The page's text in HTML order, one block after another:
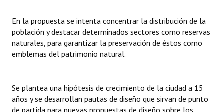
Audiencias Públicas - Registro
Mujeres que Dejaron Huellas - Registro
Periodistas Decanos - Registro
Banca del Vecino - Registro
En la propuesta se intenta concentrar la distribución de la
población y destacar determinados sectores como reservas
naturales, para garantizar la preservación de éstos como
emblemas del patrimonio natural.
Se plantea una hipótesis de crecimiento de la ciudad a 15
años y se desarrollan pautas de diseño que sirvan de punto
de partida para nuevas propuestas de diseño sobre los